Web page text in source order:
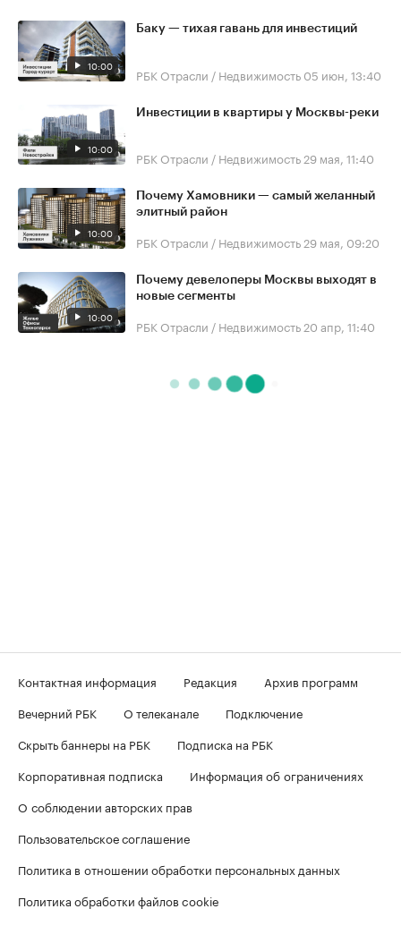
10:00
Баку — тихая гавань для инвестиций
РБК Отрасли / Недвижимость 05 июн, 13:40
10:00
Инвестиции в квартиры у Москвы-реки
РБК Отрасли / Недвижимость 29 мая, 11:40
10:00
Почему Хамовники — самый желанный
элитный район
РБК Отрасли / Недвижимость 29 мая, 09:20
10:00
Почему девелоперы Москвы выходят в
новые сегменты
РБК Отрасли / Недвижимость 20 апр, 11:40
Контактная информация Редакция
Архив программ
Вечерний РБК
О телеканале
Подключение
Скрыть баннеры на РБК
Подписка на РБК
Корпоративная подписка
Информация об ограничениях
О соблюдении авторских прав
Пользовательское соглашение
Политика в отношении обработки персональных данных
Политика обработки файлов cookie